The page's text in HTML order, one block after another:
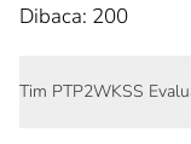
Dibaca: 200
Tim PTP2WKSS